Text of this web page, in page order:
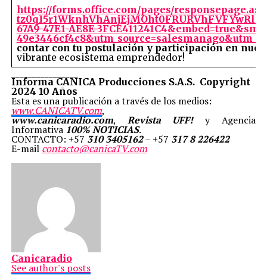
https://forms.office.com/pages/
67A9-47E1-AE8E-
contar con tu postulación y participación en
vibrante ecosistema emprendedor!
________________
Informa CANICA Producciones S.A.S. Copyright
2024 10 Años
Esta es una publicación a través de los medios:
www.CANICATV.com,
www.canicaradio.com, Revista UFF!y Agencia
Informativa 100% NOTICIAS.
CONTACTO: +57 310 3405162– +57 317 8 226422
E-mail contacto@canicaTV.com
Canicaradio
See author's posts